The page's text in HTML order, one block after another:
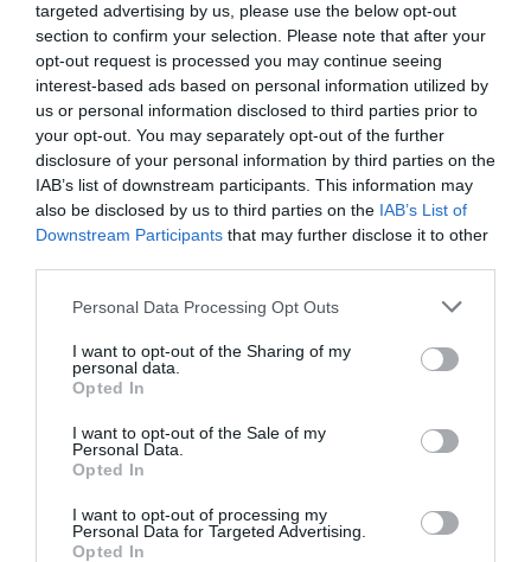
targeted advertising by us, please use the below opt-out
section to confirm your selection. Please note that after your
opt-out request is processed you may continue seeing
interest-based ads based on personal information utilized by
us or personal information disclosed to third parties prior to
your opt-out. You may separately opt-out of the further
disclosure of your personal information by third parties on the
IAB’s list of downstream participants. This information may
also be disclosed by us to third parties on the IAB’s List of
Downstream Participants that may further disclose it to other
Please note that this website/app uses one or more Google
not limited to your visit or usage behaviour. You may click to
grant or deny consent to Google and its third-party tags to
use your data for below specified purposes in below Google
consent section.
Personal Data Processing Opt Outs
I want to opt-out of the Sharing of my
personal data.
Opted In
I want to opt-out of the Sale of my
Personal Data.
Opted In
I want to opt-out of processing my
Personal Data for Targeted Advertising.
Opted In